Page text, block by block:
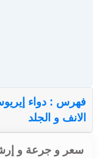
الانف و الجلد
سعر و جرعة و